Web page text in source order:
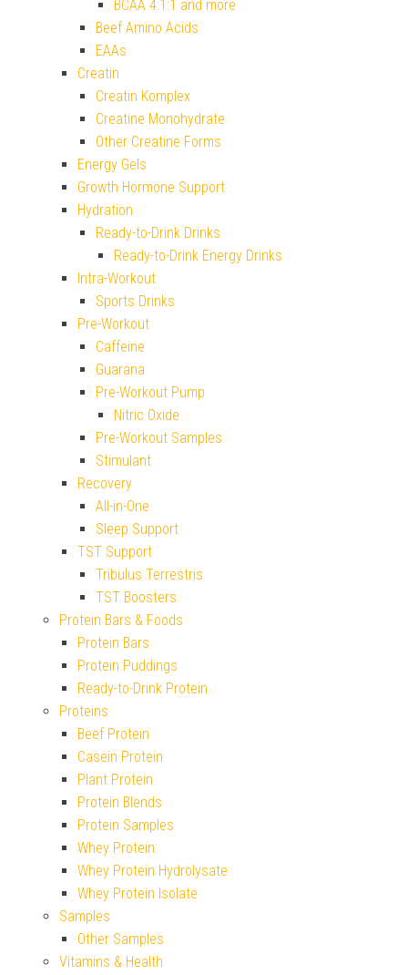
BCAA 4:1:1 and more
Beef Amino Acids
EAAs
Creatin
Creatin Komplex
Creatine Monohydrate
Other Creatine Forms
Energy Gels
Growth Hormone Support
Hydration
Ready-to-Drink Drinks
Ready-to-Drink Energy Drinks
Intra-Workout
Sports Drinks
Pre-Workout
Caffeine
Guarana
Pre-Workout Pump
Nitric Oxide
Pre-Workout Samples
Stimulant
Recovery
All-in-One
Sleep Support
TST Support
Tribulus Terrestris
TST Boosters
Protein Bars & Foods
Protein Bars
Protein Puddings
Ready-to-Drink Protein
Proteins
Beef Protein
Casein Protein
Plant Protein
Protein Blends
Protein Samples
Whey Protein
Whey Protein Hydrolysate
Whey Protein Isolate
Samples
Other Samples
Vitamins & Health